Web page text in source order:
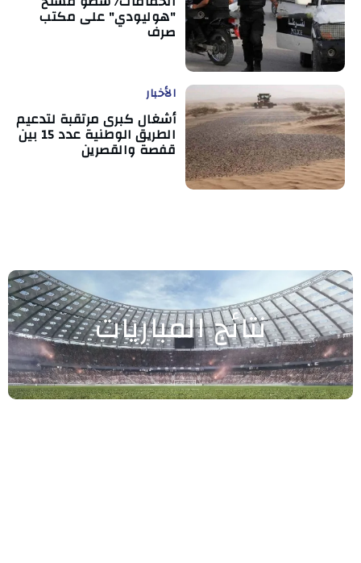
"هوليودي" على مكتب
صرف
الأخبار
أشغال كبرى مرتقبة لتدعيم
الطريق الوطنية عدد 15 بين
قفصة والقصرين
نتائج المباريات